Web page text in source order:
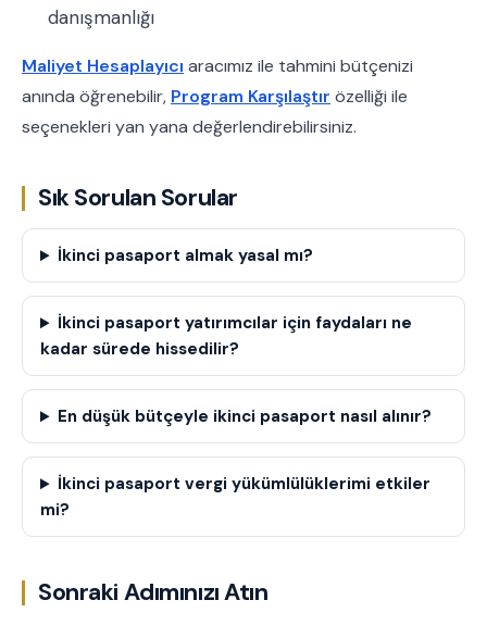
danışmanlığı
Maliyet Hesaplayıcı aracımız ile tahmini bütçenizi
anında öğrenebilir, Program Karşılaştır özelliği ile
seçenekleri yan yana değerlendirebilirsiniz.
Sık Sorulan Sorular
İkinci pasaport almak yasal mı?
İkinci pasaport yatırımcılar için faydaları ne
kadar sürede hissedilir?
En düşük bütçeyle ikinci pasaport nasıl alınır?
İkinci pasaport vergi yükümlülüklerimi etkiler
mi?
Sonraki Adımınızı Atın